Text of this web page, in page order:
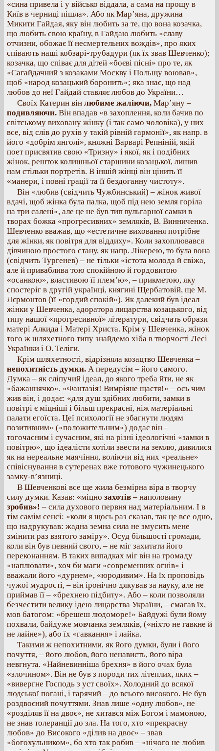
«сина привела і у військо віддала, а сама на прощу в
Київ в черниці пішла». Або як Мар’яна, дружина
Микити Гайдая, яку він любить за те, що вона козачка,
що любить свою країну, в Гайдаю любить «славу
отчизни, обожає її несмертельних вождів», про яких
співають наші кобзарі-трубадури (як їх звав Шевченко);
козачка, що співає для дітей «боєві пісні» про те, як
«Сагайдачний з козаками Москву і Польщу воював»,
щоб «народ козацький боронить»; яка знає, що над
любов до неї Гайдай ставляє любов до України…
Своїх Катерин він любиме жаліючи, Мар’яну –
подивляючи. Він впадав «в захоплення, коли бачив по
світському виховану жінку (і так само чоловіка), у них
все, від слів до рухів у такій рівній гармонії», як напр. в
його «добрім янголі», княжні Варварі Репніній, якій
поет присвятив свою «Тризну» і якої, як і подібних
жінок, решток колишньої старшини козацької, лишив
нам стільки портретів. В іншій жінці він цінить її
«манери, і повні грації та її бездоганну чистоту».
Він «любив (свідчить Чужбинський) – жінок живої
вдачі, щоб жінка була палка, щоб під нею земля горіла
на три салені», але це не був тип вульгарної самки в
творах божка «прогресивних» земляків, В. Винниченка.
Шевченко вважав, що «естетичне виховання потрібне
для жінки, як повітря для віддиху». Коли захоплювався
дівчиною простого стану, як напр. Лікерею, то була вона
(свідчить Тургенев) – не тільки «істота молода й свіжа,
але й приваблива тою спокійною й гордовитою
«осанкою», властивою її плем’ю», – прикметою, яку
спостеріг в другій українці, княгині Щербатовій, ще М.
Лєрмонтов (її «гордий спокій»). Як далекий був ідеал
жінки у Шевченка, адоратора лицарства козацького, від
типу нашої «прогресивної» літератури, свідчать образи
матері Алкида і Матері Христа. Крім у Шевченка, жінок
того ж шляхетного типу знайдемо хіба в творчості Лесі
Українки і О. Теліги.
Крім шляхетності, відрізняла козацтво Шевченка –
непохитність думки. А передусім – його самого.
Думка – як сліпучий ідеал, до якого треба йти, не як
«бажаннячко». «Фантазія! Вимріяне щастя!» – ось чим
жив він, і додає: «для душ здібних любити, замки в
повітрі є міцніші і більш прекрасні, ніж матеріальні
палати егоїста. Цеї психології не збагнути людям
позитивним» («положительним») додає він –
тогочасним і сучасним, які на різні ідеологічні «замки в
повітрю», що ідеалісти хотіли звести на землю, дивилися
як на нереальне маячіння, воліючи від них «реальне»
співіснування в сутеренах вже готового чужинецького
замку-в’язниці.
В Шевченкові все ще жила безмірна віра в творчу
силу думки. Казав: «міцно захотів – наполовину
зробив»! – сила духового первня над матеріальним. І в
тім самім сенсі: «коли я щось раз сказав, так це все одно,
що надрукував: жадна земна сила не змусить мене
змінити раз взятого заміру». Осуд більшості громади,
коли він був певний свого, – не міг захитати його
переконанням. В таких випадках міг він на громаду
«наплювати», хоч би маги «современних огнів» і
вважали його «дурнем», «юродивим». На їх проповідь
чужої мудрості, – він іронічно дякував за науку, але не
приймав її – «брехнею підбиту». Або – коли позволяли
безчестити велику ідею лицарства України, – смагав їх,
мов батогом: «брешеш людоморе!» Байдужі були йому
похвали, байдуже мовчанка земляків, («ніхто не гавкне й
не лайне»), або їх «гавкання» і лайка.
Такими ж непохитними, як його думки, були і його
почуття, – його любов, його ненависть, його віра
невгнута. «Найневинніша брехня» в його очах була
«злочином». Він не був з породи тих літеплих, яких –
«вивергне Господь з уст своїх». Холодний до всякої
людської погані, і гарячий – до всього високого. Не був
роздвоєний почуттями. Знав лише «одну любов», не
«розділяв її на двоє», не хитався між Богом і мамоною,
не знав толеранції до зла. На того, хто «прекрасну
любов» до Високого «ділив на двоє» – звав
«богохульником», бо хто так робив – «нічого не любив